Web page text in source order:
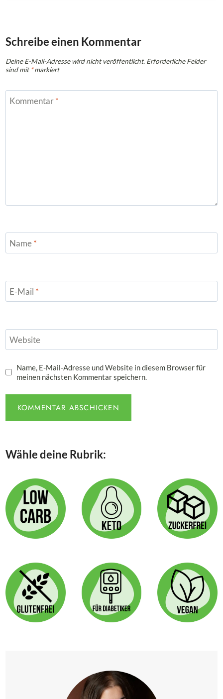
Schreibe einen Kommentar
Deine E-Mail-Adresse wird nicht veröffentlicht. Erforderliche Felder
sind mit*markiert
Kommentar*
Name*
E-Mail *
Website
Name, E-Mail-Adresse und Website in diesem Browser für
meinen nächsten Kommentar speichern.
Wähle deine Rubrik: